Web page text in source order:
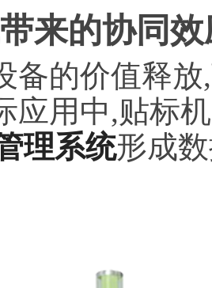
来的协同效
备的价值释
应用中,贴标
理系统形成